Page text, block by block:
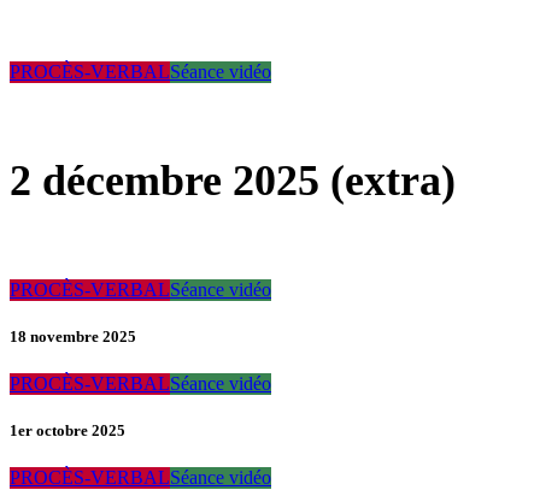
PROCÈS-VERBALSéance vidéo
2 décembre 2025 (extra)
PROCÈS-VERBALSéance vidéo
18 novembre 2025
PROCÈS-VERBALSéance vidéo
1er octobre 2025
PROCÈS-VERBALSéance vidéo